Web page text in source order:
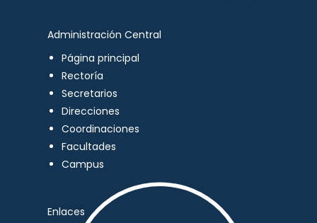
Administración Central
Página principal
Rectoría
Secretarios
Direcciones
Coordinaciones
Facultades
Campus
Enlaces